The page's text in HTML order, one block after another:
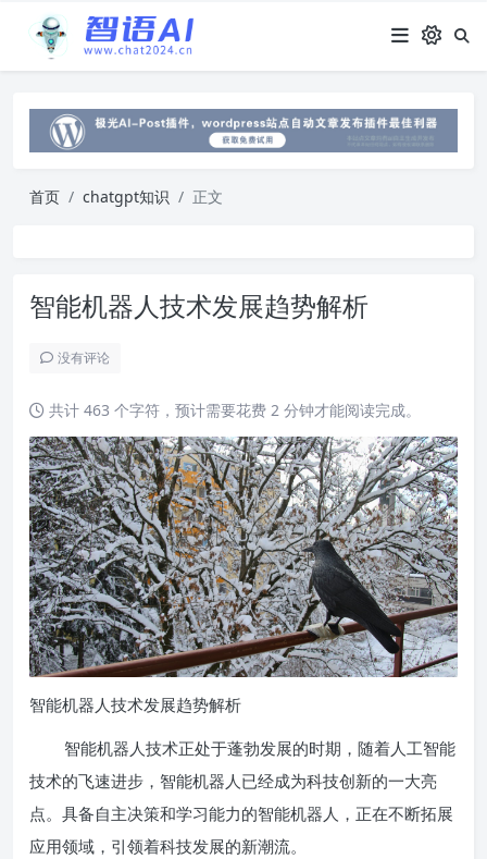
首页 chatgpt知识 正文
智能机器人技术发展趋势解析
没有评论
共计 463 个字符，预计需要花费 2 分钟才能阅读完成。
智能机器人技术发展趋势解析
智能机器人技术正处于蓬勃发展的时期，随着人工智能
技术的飞速进步，智能机器人已经成为科技创新的一大亮
点。具备自主决策和学习能力的智能机器人，正在不断拓展
应用领域，引领着科技发展的新潮流。